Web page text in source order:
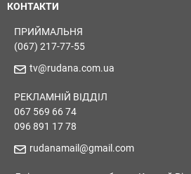
КОНТАКТИ
ПРИЙМАЛЬНЯ
(067) 217-77-55
tv@rudana.com.ua
РЕКЛАМНІЙ ВІДДІЛ
067 569 66 74
096 891 17 78
rudanamail@gmail.com